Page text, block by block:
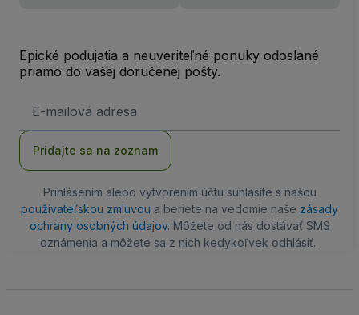
Epické podujatia a neuveriteľné ponuky odoslané
priamo do vašej doručenej pošty.
mailová
Pridajte sa na zoznam
Prihlásením alebo vytvorením účtu súhlasíte s našou
používateľskou zmluvou a beriete na vedomie naše zásady
ochrany osobných údajov. Môžete od nás dostávať SMS
oznámenia a môžete sa z nich kedykoľvek odhlásiť.